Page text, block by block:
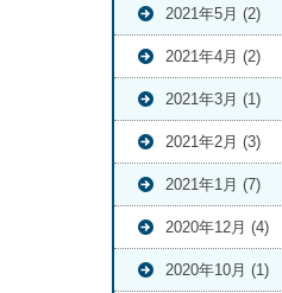
2021年5月 (2)
2021年4月 (2)
2021年3月 (1)
2021年2月 (3)
2021年1月 (7)
2020年12月 (4)
2020年10月 (1)